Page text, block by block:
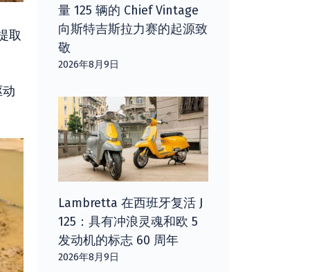
取
量 125 辆的 Chief Vintage
向斯特吉斯拉力赛的起源致
敬
2026年8月9日
Lambretta 在西班牙复活 J
125：具有冲浪灵魂和欧 5
发动机的标志 60 周年
2026年8月9日